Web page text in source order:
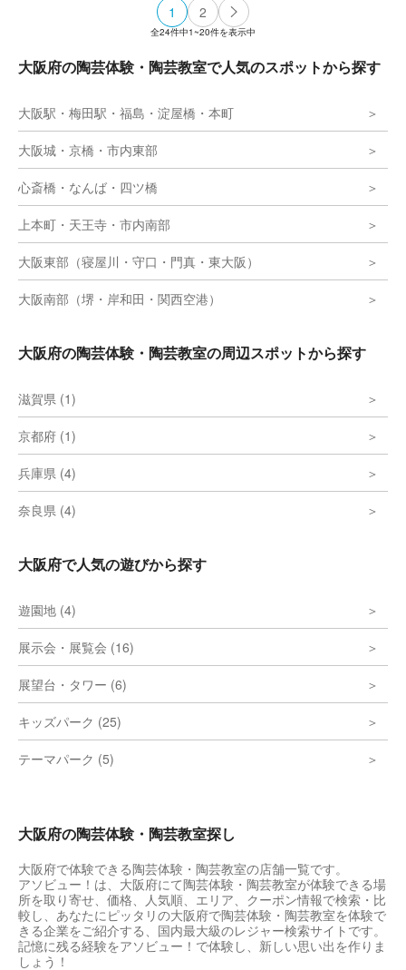
1 2
全24件中1~20件を表示中
大阪府の陶芸体験・陶芸教室で人気のスポットから探す
大阪駅・梅田駅・福島・淀屋橋・本町
大阪城・京橋・市内東部
心斎橋・なんば・四ツ橋
上本町・天王寺・市内南部
大阪東部（寝屋川・守口・門真・東大阪）
大阪南部（堺・岸和田・関西空港）
大阪府の陶芸体験・陶芸教室の周辺スポットから探す
滋賀県 (1)
京都府 (1)
兵庫県 (4)
奈良県 (4)
大阪府で人気の遊びから探す
遊園地 (4)
展示会・展覧会 (16)
展望台・タワー (6)
キッズパーク (25)
テーマパーク (5)
大阪府の陶芸体験・陶芸教室探し
大阪府で体験できる陶芸体験・陶芸教室の店舗一覧です。
アソビュー！は、大阪府にて陶芸体験・陶芸教室が体験できる場
所を取り寄せ、価格、人気順、エリア、クーポン情報で検索・比
較し、あなたにピッタリの大阪府で陶芸体験・陶芸教室を体験で
きる企業をご紹介する、国内最大級のレジャー検索サイトです。
記憶に残る経験をアソビュー！で体験し、新しい思い出を作りま
しょう！